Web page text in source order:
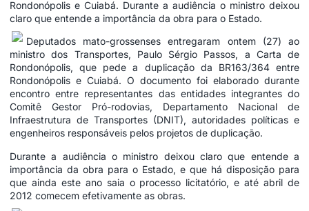
Rondonópolis e Cuiabá. Durante a audiência o ministro deixou
claro que entende a importância da obra para o Estado.
Deputados mato-grossenses entregaram ontem (27) ao
ministro dos Transportes, Paulo Sérgio Passos, a Carta de
Rondonópolis, que pede a duplicação da BR163/364 entre
Rondonópolis e Cuiabá. O documento foi elaborado durante
encontro entre representantes das entidades integrantes do
Comitê Gestor Pró-rodovias, Departamento Nacional de
Infraestrutura de Transportes (DNIT), autoridades políticas e
engenheiros responsáveis pelos projetos de duplicação.
Durante a audiência o ministro deixou claro que entende a
importância da obra para o Estado, e que há disposição para
que ainda este ano saia o processo licitatório, e até abril de
2012 comecem efetivamente as obras.